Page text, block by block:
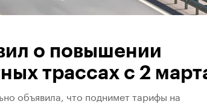
о повышении
трассах с 2
объявила, что поднимет тарифы на